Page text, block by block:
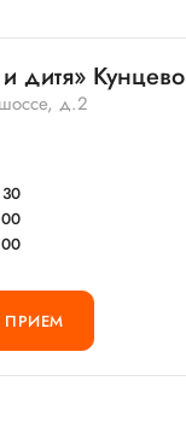
дитя» Кунцево
д.2
ПРИЕМ